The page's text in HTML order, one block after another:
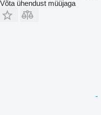
Võta ühendust müüjaga